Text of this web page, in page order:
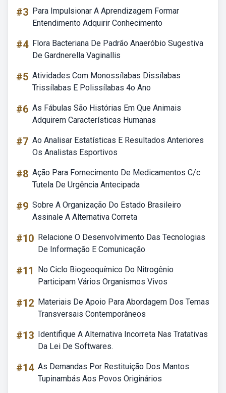
#3 Para Impulsionar A Aprendizagem Formar
Entendimento Adquirir Conhecimento
#4 Flora Bacteriana De Padrão Anaeróbio Sugestiva
De Gardnerella Vaginallis
#5 Atividades Com Monossílabas Dissílabas
Trissílabas E Polissílabas 4o Ano
#6 As Fábulas São Histórias Em Que Animais
Adquirem Características Humanas
#7 Ao Analisar Estatísticas E Resultados Anteriores
Os Analistas Esportivos
#8 Ação Para Fornecimento De Medicamentos C/c
Tutela De Urgência Antecipada
#9 Sobre A Organização Do Estado Brasileiro
Assinale A Alternativa Correta
#10 Relacione O Desenvolvimento Das Tecnologias
De Informação E Comunicação
#11
No Ciclo Biogeoquímico Do Nitrogênio
Participam Vários Organismos Vivos
#12 Materiais De Apoio Para Abordagem Dos Temas
Transversais Contemporâneos
#13 Identifique A Alternativa Incorreta Nas Tratativas
Da Lei De Softwares.
#14 As Demandas Por Restituição Dos Mantos
Tupinambás Aos Povos Originários